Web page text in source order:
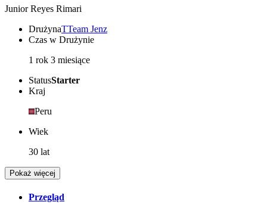
Junior Reyes Rimari
DrużynaTTeam Jenz
Czas w Drużynie
1 rok 3 miesiące
StatusStarter
Kraj
Peru
Wiek
30 lat
Pokaż więcej
Przegląd